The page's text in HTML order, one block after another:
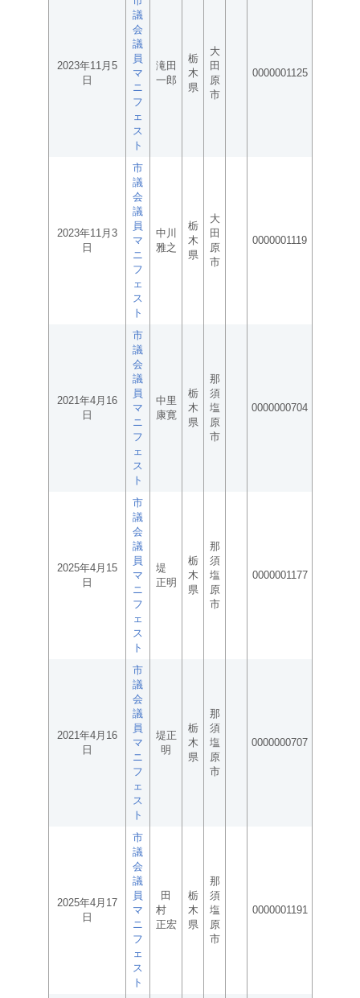
2023年11月5
日
議
会
議
員
マ
ニ
フ
ェ
ス
ト
滝田
一郎
栃
木
県
大
田
原
市
0000001125
2023年11月3
日
市
議
会
議
員
マ
ニ
フ
ェ
ス
ト
中川
雅之
栃
木
県
大
田
原
市
0000001119
2021年4月16
日
市
議
会
議
員
マ
ニ
フ
ェ
ス
ト
中里
康寛
栃
木
県
那
須
塩
原
市
0000000704
2025年4月15
日
市
議
会
議
員
マ
ニ
フ
ェ
ス
ト
堤
正明
栃
木
県
那
須
塩
原
市
0000001177
2021年4月16
日
市
議
会
議
員
マ
ニ
フ
ェ
ス
ト
堤正
明
栃
木
県
那
須
塩
原
市
0000000707
2025年4月17
日
市
議
会
議
員
マ
ニ
フ
ェ
ス
ト
田
村
正宏
栃
木
県
那
須
塩
原
市
0000001191